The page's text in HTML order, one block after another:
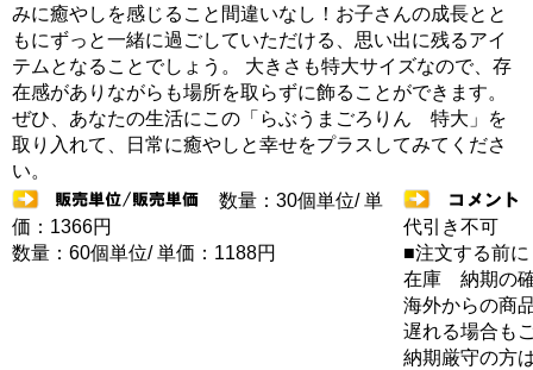
みに癒やしを感じること間違いなし！お子さんの成長とと
もにずっと一緒に過ごしていただける、思い出に残るアイ
テムとなることでしょう。 大きさも特大サイズなので、存
在感がありながらも場所を取らずに飾ることができます。
ぜひ、あなたの生活にこの「らぶうまごろりん 特大」を
取り入れて、日常に癒やしと幸せをプラスしてみてくださ
い。
数量：30個単位/ 単
価：1366円
数量：60個単位/ 単価：1188円
代引き不可
■注文する前に
在庫 納期の
海外からの商
遅れる場合も
納期厳守の方